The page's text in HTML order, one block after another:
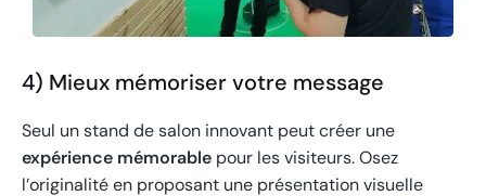
4) Mieux mémoriser votre message
Seul un stand de salon innovant peut créer une
expérience mémorable pour les visiteurs. Osez
l’originalité en proposant une présentation visuelle